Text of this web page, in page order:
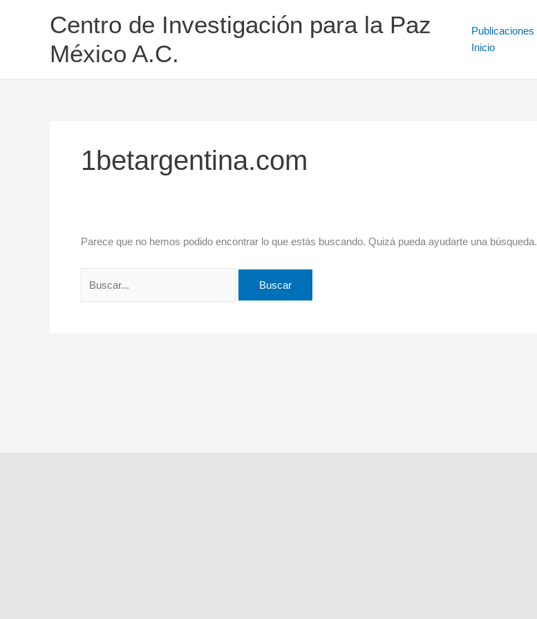
Centro de Investigación para la Paz
México A.C.
Publicaciones
Inicio
1betargentina.com
Parece que no hemos podido encontrar lo que estás buscando. Quizá pueda ayudarte una búsqueda.
por: